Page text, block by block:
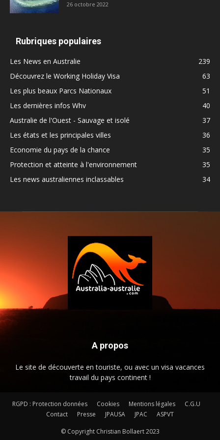
26 octobre 2022
Rubriques populaires
Les News en Australie
239
Découvrez le Working Holiday Visa
63
Les plus beaux Parcs Nationaux
51
Les dernières infos Whv
40
Australie de l'Ouest - Sauvage et isolé
37
Les états et les principales villes
36
Economie du pays de la chance
35
Protection et atteinte à l'environnement
35
Les news australiennes inclassables
34
A propos
Le site de découverte en touriste, ou avec un visa vacances
travail du pays continent !
RGPD : Protection données Cookies Mentions légales
C.G.U
Contact
Presse JPAUSA JPAC ASPVT
© Copyright Christian Bollaert 2023